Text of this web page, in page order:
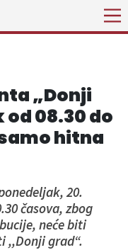
„Donji
08.30 do
hitna
20.
časova, zbog
neće biti
,,Donji grad“.